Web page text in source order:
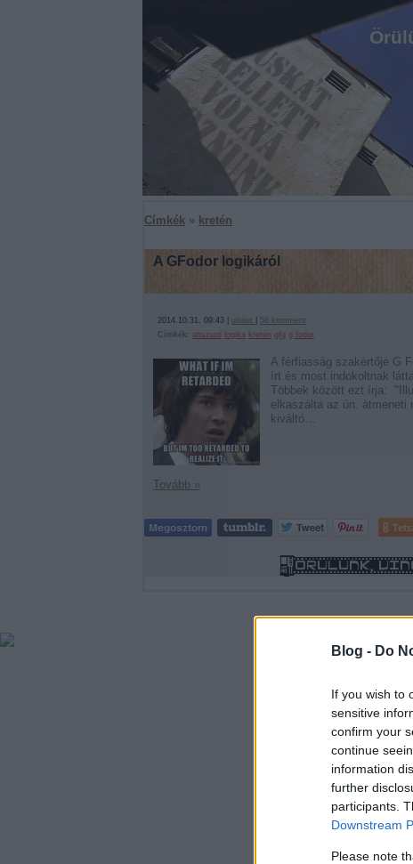
Blog - Do
If you wish to
sensitive
confirm your
continue
information
further
participants.
Downstream
Please note
Címkék » kretén
A GFodor logikáról
2014.10.31. 09:43 | ulloiut 58
komment
Címkék: abszurd logika kretén gfg g fodor
A férfiasság szakértője G
írt és most indokoltnak
Többek között ezt írja:
elkaszálta az ún. átmeneti
kiváltó…
Tovább »